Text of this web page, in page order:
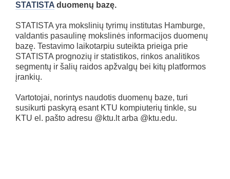
STATISTA duomenų bazę.
STATISTA yra mokslinių tyrimų institutas Hamburge,
valdantis pasaulinę mokslinės informacijos duomenų
bazę. Testavimo laikotarpiu suteikta prieiga prie
STATISTA prognozių ir statistikos, rinkos analitikos
segmentų ir šalių raidos apžvalgų bei kitų platformos
įrankių.
Vartotojai, norintys naudotis duomenų baze, turi
susikurti paskyrą esant KTU kompiuterių tinkle, su
KTU el. pašto adresu @ktu.lt arba @ktu.edu.